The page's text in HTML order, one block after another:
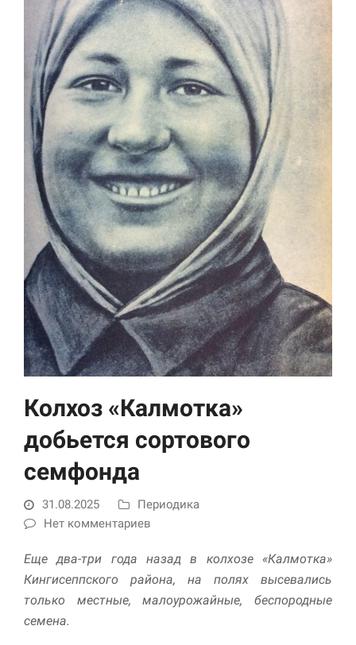
Колхоз «Калмотка»
добьется сортового
семфонда
31.08.2025
Периодика
Нет комментариев
Еще два-три года назад в колхозе «Калмотка»
Кингисеппского района, на полях высевались
только местные, малоурожайные, беспородные
семена.
Необходимые
Использование
этих файлов cookie
обязательно. Они
необходимы для
функционирования
веб-сайта.
аналитика
Для того чтобы
улучшить
функциональность
Пользовательский
опыт
Для обеспечения
максимально